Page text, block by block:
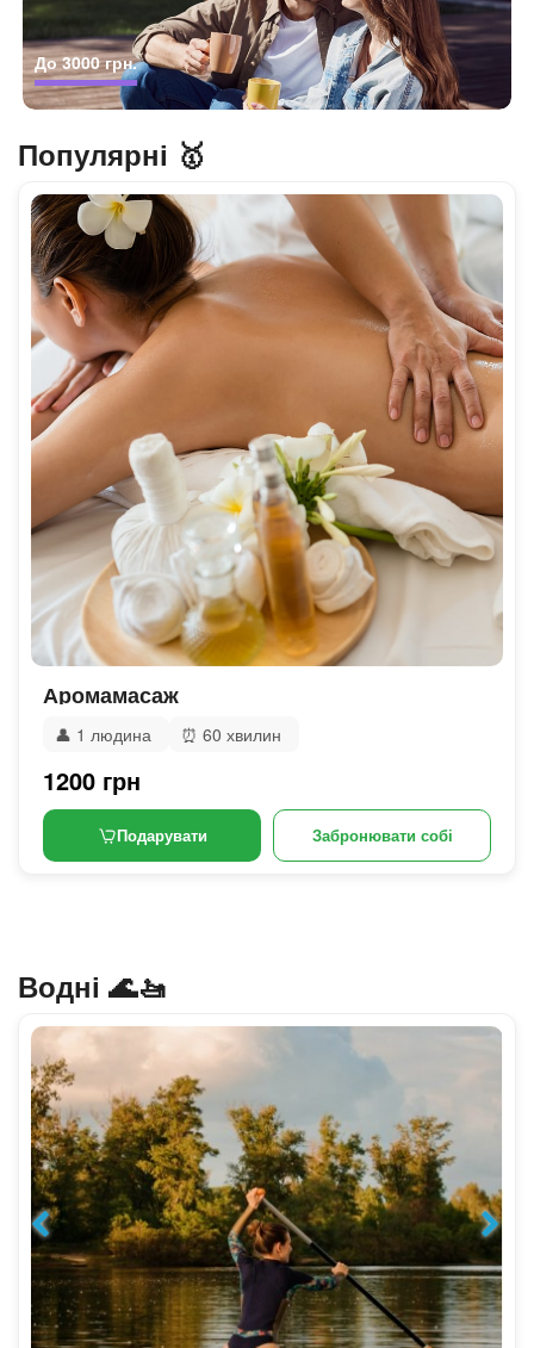
До 3000 грн.
Популярні 🥇
Аромамасаж
👤 1 людина ⏰ 60 хвилин
1200 грн
Подарувати Забронювати собі
Водні 🌊🚤